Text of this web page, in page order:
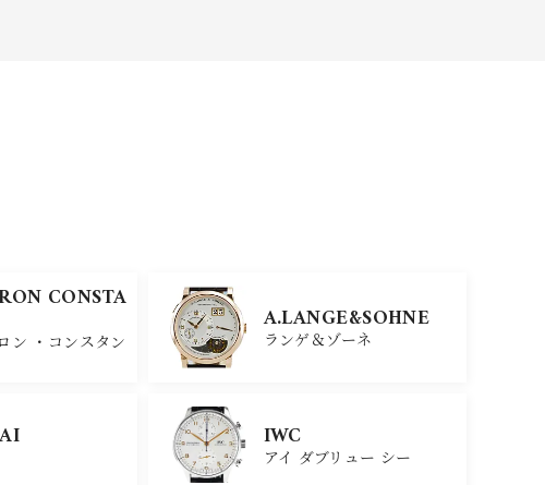
CONSTA
ン ・コンスタン
A.LANGE&SOHNE
ランゲ＆ゾーネ
IWC
アイ ダブリュー シー